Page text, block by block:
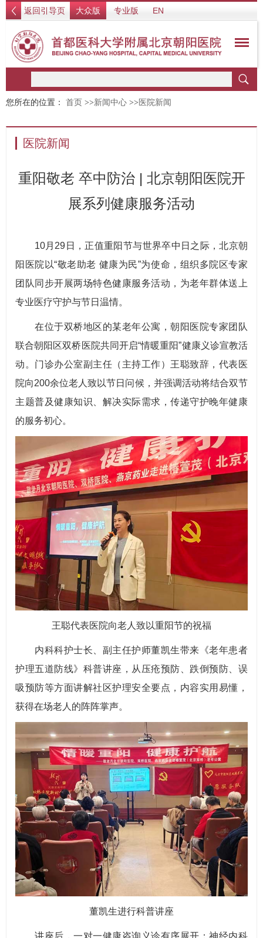
返回引导页 大众版 专业版 EN
您所在的位置： 首页 >>新闻中心 >> 医院新闻
医院新闻
重阳敬老 卒中防治 | 北京朝阳医院开
展系列健康服务活动
10月29日，正值重阳节与世界卒中日之际，北京朝
阳医院以“敬老助老 健康为民”为使命，组织多院区专家
团队同步开展两场特色健康服务活动，为老年群体送上
专业医疗守护与节日温情。
在位于双桥地区的某老年公寓，朝阳医院专家团队
联合朝阳区双桥医院共同开启“情暖重阳”健康义诊宣教活
动。门诊办公室副主任（主持工作）王聪致辞，代表医
院向200余位老人致以节日问候，并强调活动将结合双节
主题普及健康知识、解决实际需求，传递守护晚年健康
的服务初心。
王聪代表医院向老人致以重阳节的祝福
内科科护士长、副主任护师董凯生带来《老年患者
护理五道防线》科普讲座，从压疮预防、跌倒预防、误
吸预防等方面讲解社区护理安全要点，内容实用易懂，
获得在场老人的阵阵掌声。
董凯生进行科普讲座
讲座后，一对一健康咨询义诊有序展开：神经内科